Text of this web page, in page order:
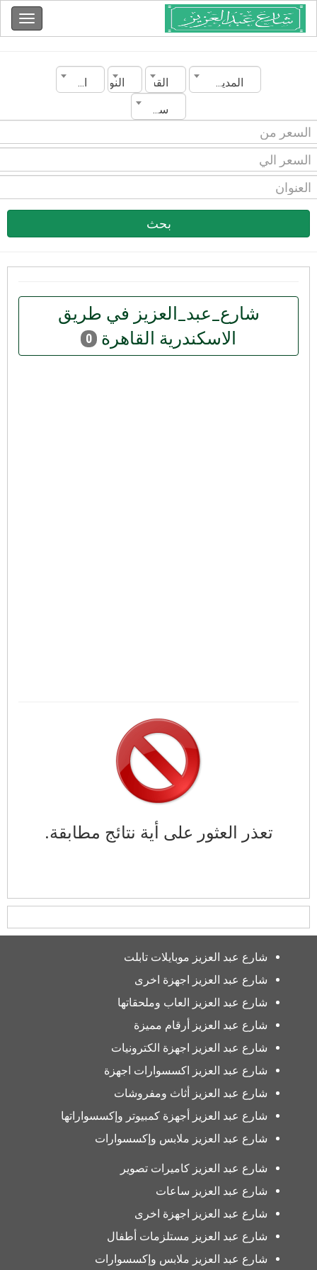
المدينة القسم النوع
الحالة
سنة الصنع
بحث
شارع_عبد_العزيز في طريق
الاسكندرية القاهرة
0
تعذر العثور على أية نتائج مطابقة.
شارع عبد العزيز موبايلات تابلت
شارع عبد العزيز اجهزة اخرى
شارع عبد العزيز العاب وملحقاتها
شارع عبد العزيز أرقام مميزة
شارع عبد العزيز اجهزة الكترونيات
شارع عبد العزيز اكسسوارات اجهزة
شارع عبد العزيز أثاث ومفروشات
شارع عبد العزيز أجهزة كمبيوتر وإكسسواراتها
شارع عبد العزيز ملابس وإكسسوارات
شارع عبد العزيز كاميرات تصوير
شارع عبد العزيز ساعات
شارع عبد العزيز اجهزة اخرى
شارع عبد العزيز مستلزمات أطفال
شارع عبد العزيز ملابس وإكسسوارات